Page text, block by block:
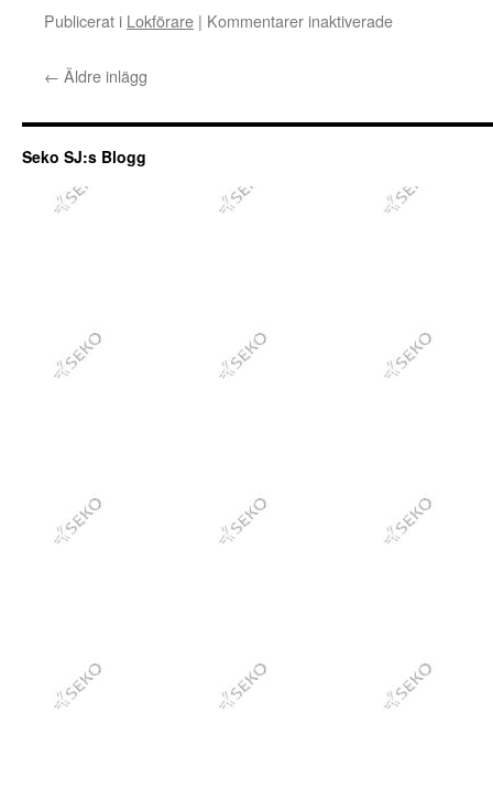
Publicerat i Lokförare | Kommentarer inaktiverade
← Äldre inlägg
Seko SJ:s Blogg